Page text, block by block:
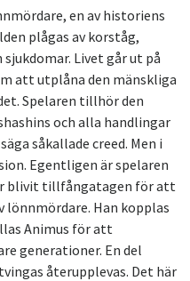
en av historiens
plågas av korståg,
Livet går ut på
att utplåna den mänskliga
Spelaren tillhör den
och alla handlingar
såkallade creed. Men i
Egentligen är spelaren
blivit tillfångatagen för att
lönnmördare. Han kopplas
Animus för att
generationer. En del
återupplevas. Det här